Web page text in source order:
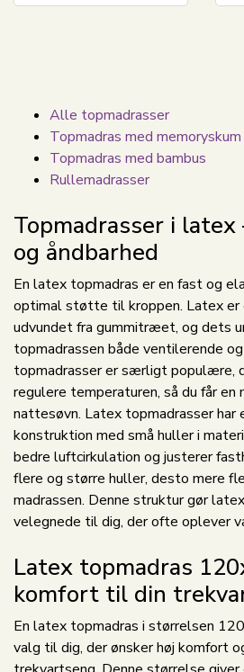
Alle topmadrasser
Topmadras med memoryskum
Topmadras med bambus
Rullemadrasser
Topmadrasser i
og åndbarhed
En latex topmadras er en fast og
optimal støtte til kroppen. Latex
udvundet fra gummitræet, og dets
topmadrassen både ventilerende
topmadrasser er særligt populære,
regulere temperaturen, så du får en
nattesøvn. Latex topmadrasser har
konstruktion med små huller i
bedre luftcirkulation og justerer
flere og større huller, desto mere
madrassen. Denne struktur gør
velegnede til dig, der ofte oplever
Latex topmadras
komfort til din
En latex topmadras i størrelsen
valg til dig, der ønsker høj komfort